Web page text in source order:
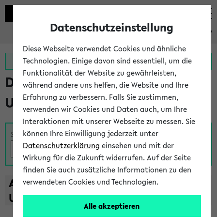
eKVV
Zur MeineUni App Zum MeineUni Portal
Das Lehrangebot der
Universität Bielefeld
Suche
A B C D E F G H I J K L M N O
U
V W X Y
Z
Datenschutzeinstellung
Diese Webseite verwendet Cookies und ähnliche
Technologien. Einige davon sind essentiell, um die
Funktionalität der Website zu gewährleisten,
während andere uns helfen, die Website und Ihre
Erfahrung zu verbessern. Falls Sie zustimmen,
verwenden wir Cookies und Daten auch, um Ihre
Interaktionen mit unserer Webseite zu messen. Sie
können Ihre Einwilligung jederzeit unter
Datenschutzerklärung einsehen und mit der
Wirkung für die Zukunft widerrufen. Auf der Seite
finden Sie auch zusätzliche Informationen zu den
verwendeten Cookies und Technologien.
Alle akzeptieren